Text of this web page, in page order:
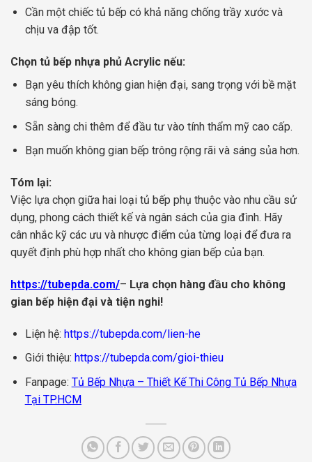
Cần một chiếc tủ bếp có khả năng chống trầy xước và
chịu va đập tốt.
Chọn tủ bếp nhựa phủ Acrylic nếu:
Bạn yêu thích không gian hiện đại, sang trọng với bề mặt
sáng bóng.
Sẵn sàng chi thêm để đầu tư vào tính thẩm mỹ cao cấp.
Bạn muốn không gian bếp trông rộng rãi và sáng sủa hơn.
Tóm lại:
Việc lựa chọn giữa hai loại tủ bếp phụ thuộc vào nhu cầu sử
dụng, phong cách thiết kế và ngân sách của gia đình. Hãy
cân nhắc kỹ các ưu và nhược điểm của từng loại để đưa ra
quyết định phù hợp nhất cho không gian bếp của bạn.
https://tubepda.com/– Lựa chọn hàng đầu cho không
gian bếp hiện đại và tiện nghi!
Liện hệ: https://tubepda.com/lien-he
Giới thiệu: https://tubepda.com/gioi-thieu
Fanpage: Tủ Bếp Nhựa – Thiết Kế Thi Công Tủ Bếp Nhựa
Tại TP.HCM